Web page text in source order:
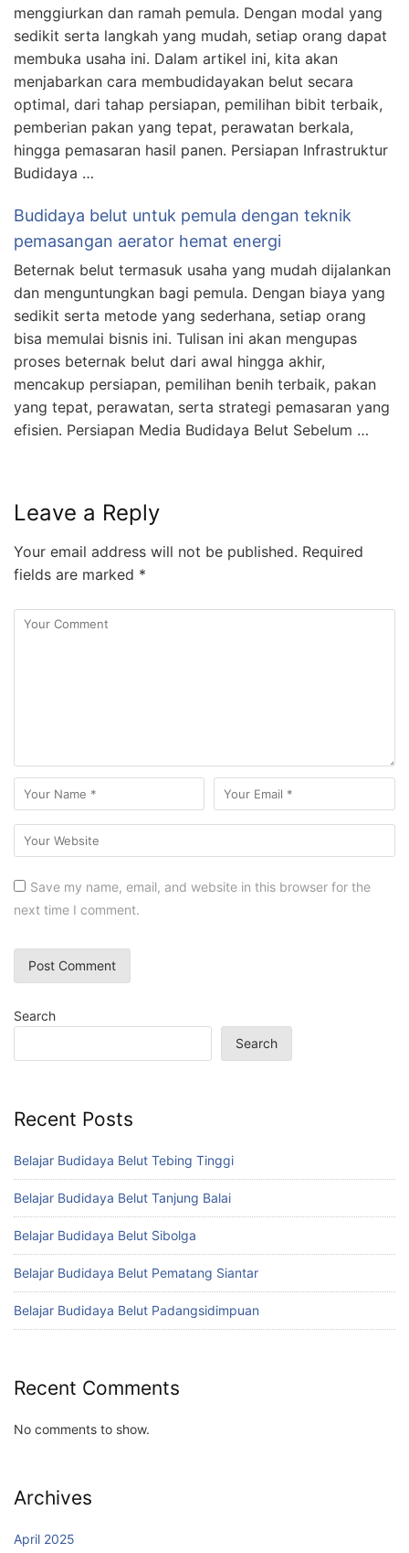
menggiurkan dan ramah pemula. Dengan modal yang
sedikit serta langkah yang mudah, setiap orang dapat
membuka usaha ini. Dalam artikel ini, kita akan
menjabarkan cara membudidayakan belut secara
optimal, dari tahap persiapan, pemilihan bibit terbaik,
pemberian pakan yang tepat, perawatan berkala,
hingga pemasaran hasil panen. Persiapan Infrastruktur
Budidaya …
Budidaya belut untuk pemula dengan teknik
pemasangan aerator hemat energi
Beternak belut termasuk usaha yang mudah dijalankan
dan menguntungkan bagi pemula. Dengan biaya yang
sedikit serta metode yang sederhana, setiap orang
bisa memulai bisnis ini. Tulisan ini akan mengupas
proses beternak belut dari awal hingga akhir,
mencakup persiapan, pemilihan benih terbaik, pakan
yang tepat, perawatan, serta strategi pemasaran yang
efisien. Persiapan Media Budidaya Belut Sebelum …
Leave a Reply
Your email address will not be published. Required
fields are marked *
Save my name, email, and website in this browser for the
next time I comment.
Search
Search
Recent Posts
Belajar Budidaya Belut Tebing Tinggi
Belajar Budidaya Belut Tanjung Balai
Belajar Budidaya Belut Sibolga
Belajar Budidaya Belut Pematang Siantar
Belajar Budidaya Belut Padangsidimpuan
Recent Comments
No comments to show.
Archives
April 2025